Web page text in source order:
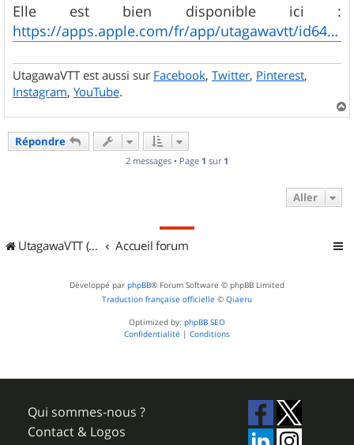
s
s
a
g
Elle est bien disponible ici :
https://apps.apple.com/fr/app/utagawavtt/id6465696107
UtagawaVTT est aussi sur Facebook, Twitter, Pinterest,
Instagram, YouTube.
a
Répondre
2 messages • Page 1 sur 1
Aller
UtagawaVTT (Randos VTT et VTTAE avec traces GPS) Accueil forum
Développé par phpBB® Forum Software © phpBB Limited
Traduction française officielle © Qiaeru
Optimized by: phpBB SEO
Confidentialité | Conditions
Qui sommes-nous ?
Contact & Logos